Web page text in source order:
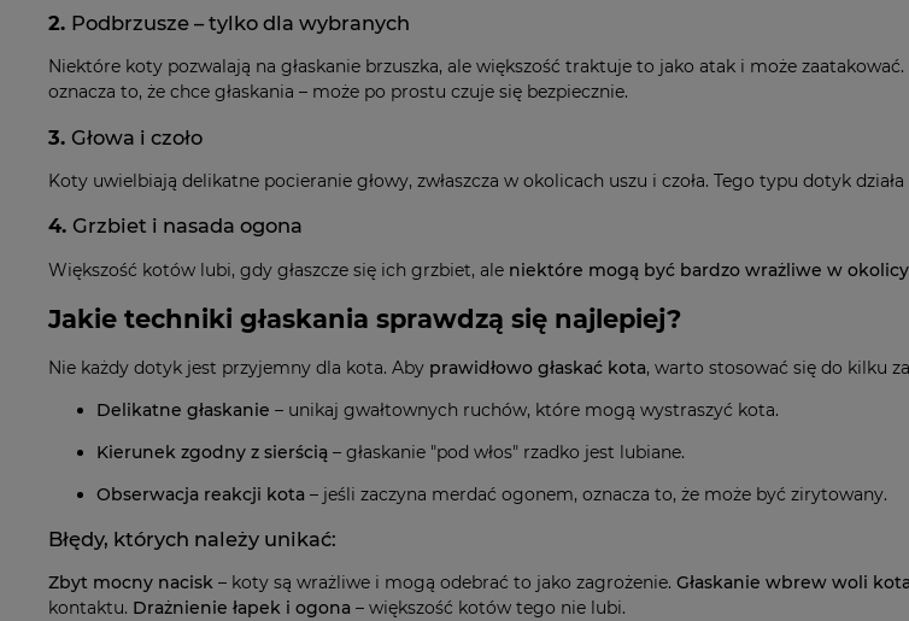
2. Podbrzusze – tylko dla wybranych
Niektóre koty pozwalają na głaskanie brzuszka, ale większość traktuje to jako atak i może
oznacza to, że chce głaskania – może po prostu czuje się bezpiecznie.
3. Głowa i czoło
Koty uwielbiają delikatne pocieranie głowy, zwłaszcza w okolicach uszu i czoła. Tego typu dotyk
4. Grzbiet i nasada ogona
Większość kotów lubi, gdy głaszcze się ich grzbiet, ale niektóre mogą być bardzo wrażliwe w
Jakie techniki głaskania sprawdzą się najlepiej?
Nie każdy dotyk jest przyjemny dla kota. Aby prawidłowo głaskać kota, warto stosować się do kilku
Delikatne głaskanie – unikaj gwałtownych ruchów, które mogą wystraszyć kota.
Kierunek zgodny z sierścią – głaskanie "pod włos" rzadko jest lubiane.
Obserwacja reakcji kota – jeśli zaczyna merdać ogonem, oznacza to, że może być zirytowany.
Błędy, których należy unikać:
Zbyt mocny nacisk – koty są wrażliwe i mogą odebrać to jako zagrożenie. Głaskanie wbrew woli kota
kontaktu. Drażnienie łapek i ogona – większość kotów tego nie lubi.